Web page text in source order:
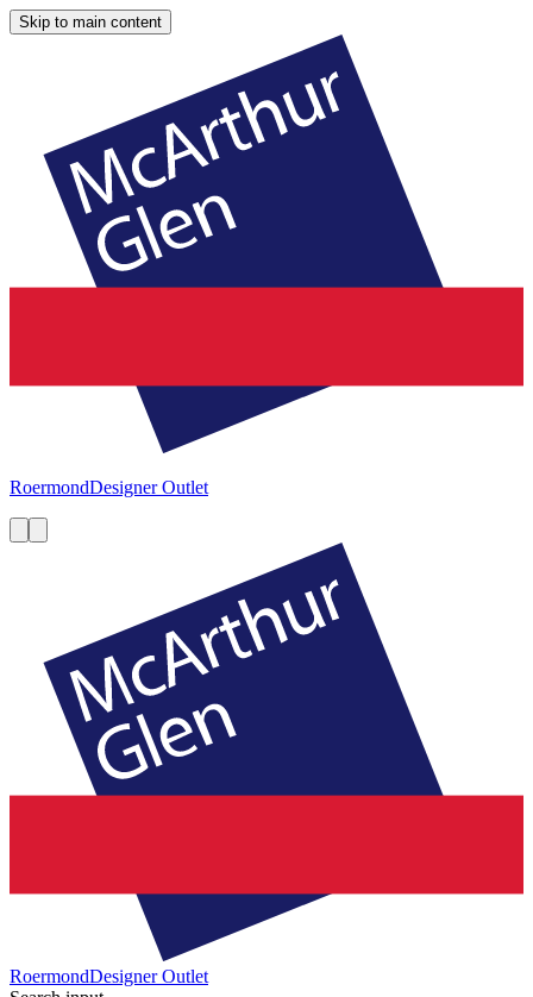
Skip to main content
RoermondDesigner Outlet
RoermondDesigner Outlet